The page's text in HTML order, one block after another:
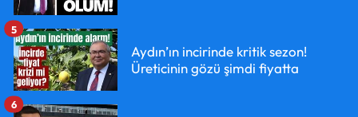
Aydın’ın incirinde kritik sezon!
Üreticinin gözü şimdi fiyatta
5
6